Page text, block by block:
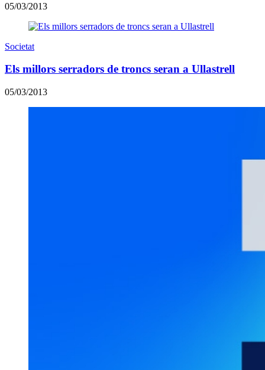
05/03/2013
Societat
Els millors serradors de troncs seran a Ullastrell
05/03/2013